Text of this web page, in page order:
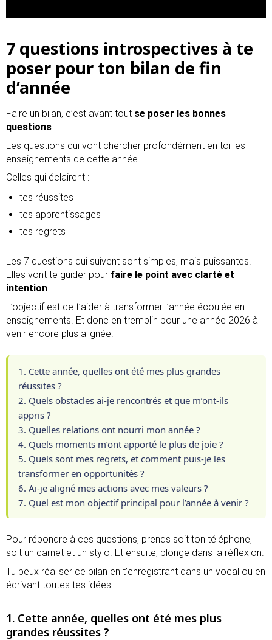
7 questions introspectives à te
poser pour ton bilan de fin
d’année
Faire un bilan, c’est avant tout se poser les bonnes
questions
Les questions qui vont chercher profondément en toi les
enseignements de cette année.
Celles qui éclairent :
tes réussites
tes apprentissages
tes regrets
Les 7 questions qui suivent sont simples, mais puissantes.
Elles vont te guider pour faire le point avec clarté et
intention
L’objectif est de t’aider à transformer l’année écoulée en
enseignements. Et donc en tremplin pour une année 2026 à
venir encore plus alignée.
1. Cette année, quelles ont été mes plus grandes
réussites ?
2. Quels obstacles ai-je rencontrés et que m’ont-ils
appris ?
3. Quelles relations ont nourri mon année ?
4. Quels moments m’ont apporté le plus de joie ?
5. Quels sont mes regrets, et comment puis-je les
transformer en opportunités ?
6. Ai-je aligné mes actions avec mes valeurs ?
7. Quel est mon objectif principal pour l’année à venir ?
Pour répondre à ces questions, prends soit ton téléphone,
soit un carnet et un stylo. Et ensuite, plonge dans la réflexion.
Tu peux réaliser ce bilan en t’enregistrant dans un vocal ou en
écrivant toutes tes idées.
1. Cette année, quelles ont été mes plus
grandes réussites ?